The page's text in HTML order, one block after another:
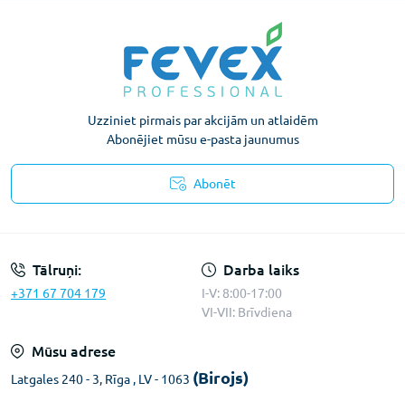
Uzziniet pirmais par akcijām un atlaidēm
Abonējiet mūsu e-pasta jaunumus
Abonēt
Tālruņi:
+371 67 704 179
Darba laiks
I-V: 8:00-17:00
VI-VII: Brīvdiena
Mūsu adrese
Latgales 240 - 3, Rīga , LV - 1063 (Birojs)